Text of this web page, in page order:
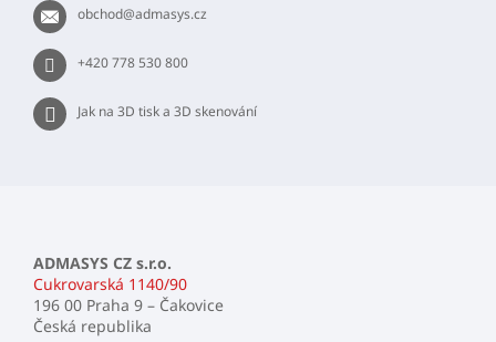
obchod@admasys.cz
+420 778 530 800
Jak na 3D tisk a 3D skenování
ADMASYS CZ s.r.o.
Cukrovarská 1140/90
196 00 Praha 9 – Čakovice
Česká republika